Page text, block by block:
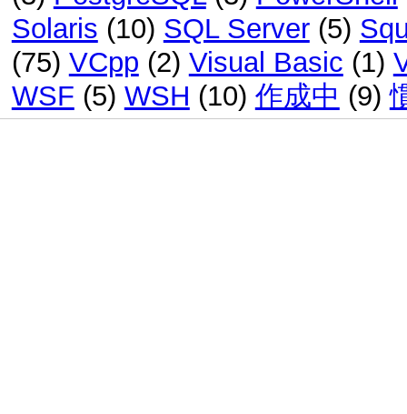
Solaris (10) SQL Server(5)
(75) VCpp (2) Visual Basic (1)
WSF (5) WSH (10) 作成中 (9)